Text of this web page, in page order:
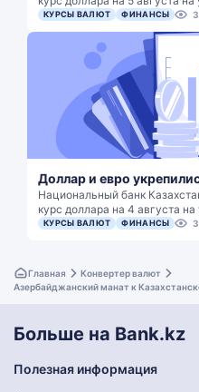
КУРСЫ ВАЛЮТ ФИНАНСЫ
Доллар и евро
Национальный банк
курс доллара на 4 августа
КУРСЫ ВАЛЮТ ФИНАНСЫ
Главная
Конвертер валют
Азербайджанский манат к
Больше на Bank.kz
Полезная информация